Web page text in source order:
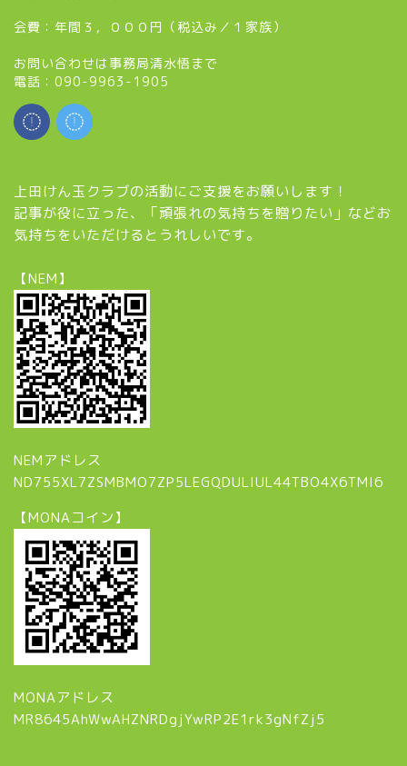
会費：年間３，０００円（税込み／１家族）
お問い合わせは事務局清水悟まで
電話：090-9963-1905
上田けん玉クラブの活動にご支援をお願いします！
記事が役に立った、「頑張れの気持ちを贈りたい」などお
気持ちをいただけるとうれしいです。
【NEM】
NEMアドレス
ND755XL7ZSMBMO7ZP5LEGQDULIUL44TBO4X6TMI6
【MONAコイン】
MONAアドレス
MR8645AhWwAHZNRDgjYwRP2E1rk3gNfZj5